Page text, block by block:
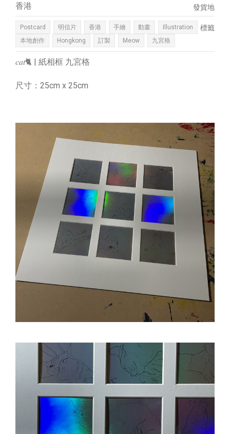
發貨地
香港
標籤
Postcard 明信片 香港 手繪 動畫
Illustration
本地創作
Hongkong 訂製 Meow 九宮格
𝑐𝑎𝑡🐈 | 紙相框 九宮格
尺寸：25cm x 25cm